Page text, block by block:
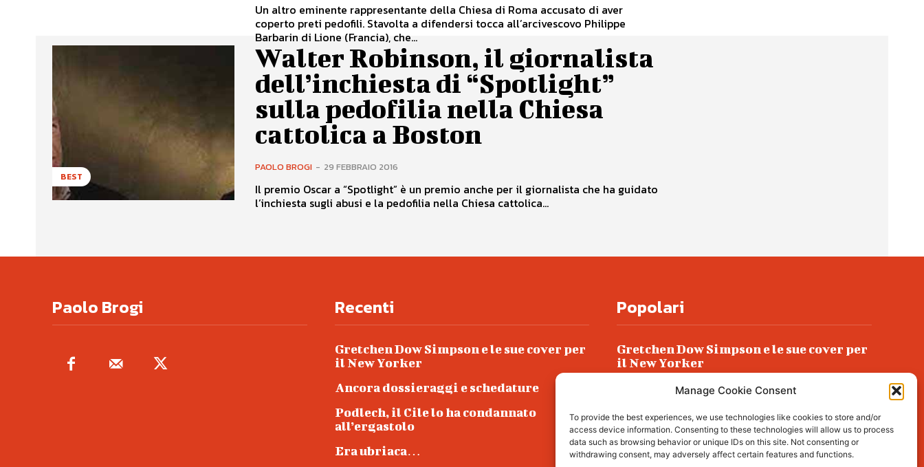
Manage Cookie Consent
To provide the best experiences, we use technologies like cookies to store and/or
access device information. Consenting to these technologies will allow us to process
data such as browsing behavior or unique IDs on this site. Not consenting or
withdrawing consent, may adversely affect certain features and functions.
Un altro eminente rappresentante della Chiesa di Roma accusato di aver
coperto preti pedofili. Stavolta a difendersi tocca all’arcivescovo Philippe
Barbarin di Lione (Francia), che...
BEST
Walter Robinson, il giornalista
dell’inchiesta di “Spotlight”
sulla pedofilia nella Chiesa
cattolica a Boston
PAOLO BROGI - 29 FEBBRAIO 2016
Il premio Oscar a “Spotlight” è un premio anche per il giornalista che ha guidato
l’inchiesta sugli abusi e la pedofilia nella Chiesa cattolica...
Paolo Brogi Recenti
Gretchen Dow Simpson e le sue cover per
il New Yorker
Ancora dossieraggi e schedature
Podlech, il Cile lo ha condannato
all’ergastolo
Era ubriaca…
Popolari
Gretchen Dow Simpson e le sue cover per
il New Yorker
Ancora dossieraggi e schedature
Podlech, il Cile lo ha condannato
all’ergastolo
Era ubriaca…